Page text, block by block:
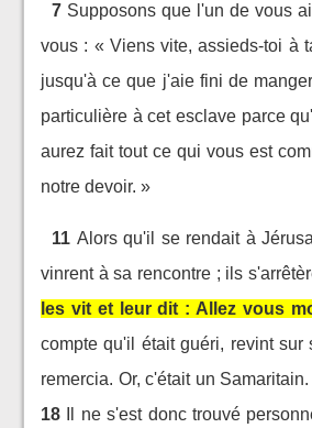
7 Supposons que l'un de vous
vous : « Viens vite, assieds-toi à
jusqu'à ce que j'aie fini de
particulière à cet esclave parce
aurez fait tout ce qui vous est
notre devoir. »
11 Alors qu'il se rendait à
vinrent à sa rencontre ; ils
les vit et leur dit : Allez vous
compte qu'il était guéri, revint
remercia. Or, c'était un Samaritain.
18
Il ne s'est donc trouvé